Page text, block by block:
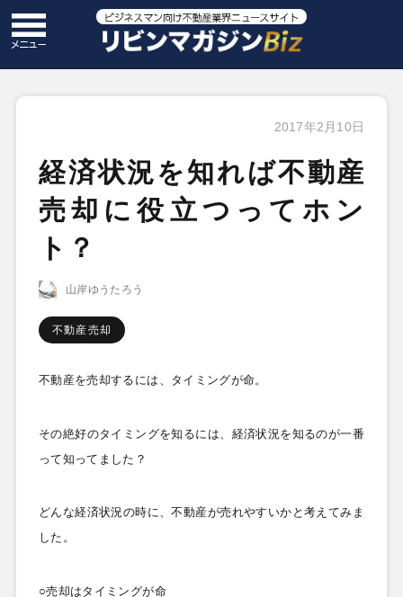
2017年2月10日
経済状況を知れば不動産
売却に役立つってホン
ト？
山岸ゆうたろう
不動産売却
不動産を売却するには、タイミングが命。
その絶好のタイミングを知るには、経済状況を知るのが一番
って知ってました？
どんな経済状況の時に、不動産が売れやすいかと考えてみま
した。
○売却はタイミングが命